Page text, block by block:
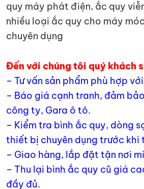
quy máy phát điện, ắc quy
nhiều loại ắc quy cho máy
chuyên dụng
Đến với chúng tôi quý khách
– Tư vấn sản phẩm phù hợp
– Báo giá cạnh tranh, đảm
công ty, Gara ô tô.
– Kiểm tra bình ắc quy, dòng
thiết bị chuyên dụng trước khi
– Giao hàng, lắp đặt tận nơi
– Thu lại bình ắc quy cũ giá
đầy đủ.